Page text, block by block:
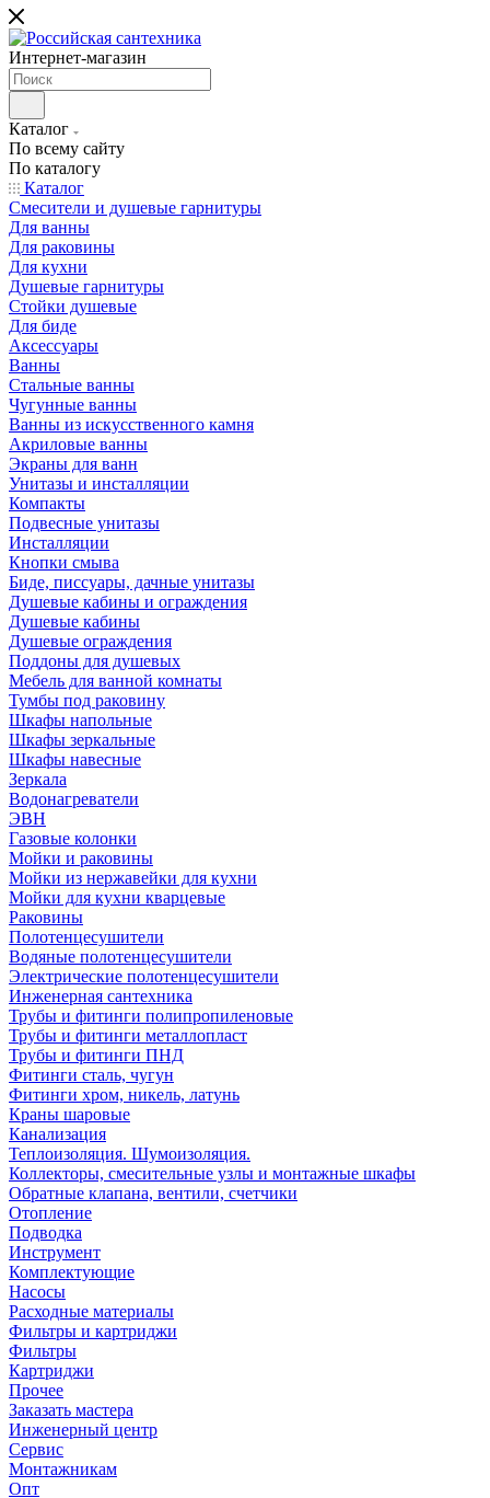
Интернет-магазин
Каталог
По всему сайту
По каталогу
Каталог
Смесители и душевые гарнитуры
Для ванны
Для раковины
Для кухни
Душевые гарнитуры
Стойки душевые
Для биде
Аксессуары
Ванны
Стальные ванны
Чугунные ванны
Ванны из искусственного камня
Акриловые ванны
Экраны для ванн
Унитазы и инсталляции
Компакты
Подвесные унитазы
Инсталляции
Кнопки смыва
Биде, писсуары, дачные унитазы
Душевые кабины и ограждения
Душевые кабины
Душевые ограждения
Поддоны для душевых
Мебель для ванной комнаты
Тумбы под раковину
Шкафы напольные
Шкафы зеркальные
Шкафы навесные
Зеркала
Водонагреватели
ЭВН
Газовые колонки
Мойки и раковины
Мойки из нержавейки для кухни
Мойки для кухни кварцевые
Раковины
Полотенцесушители
Водяные полотенцесушители
Электрические полотенцесушители
Инженерная сантехника
Трубы и фитинги полипропиленовые
Трубы и фитинги металлопласт
Трубы и фитинги ПНД
Фитинги сталь, чугун
Фитинги хром, никель, латунь
Краны шаровые
Канализация
Теплоизоляция. Шумоизоляция.
Коллекторы, смесительные узлы и монтажные шкафы
Обратные клапана, вентили, счетчики
Отопление
Подводка
Инструмент
Комплектующие
Насосы
Расходные материалы
Фильтры и картриджи
Фильтры
Картриджи
Прочее
Заказать мастера
Инженерный центр
Сервис
Монтажникам
Опт